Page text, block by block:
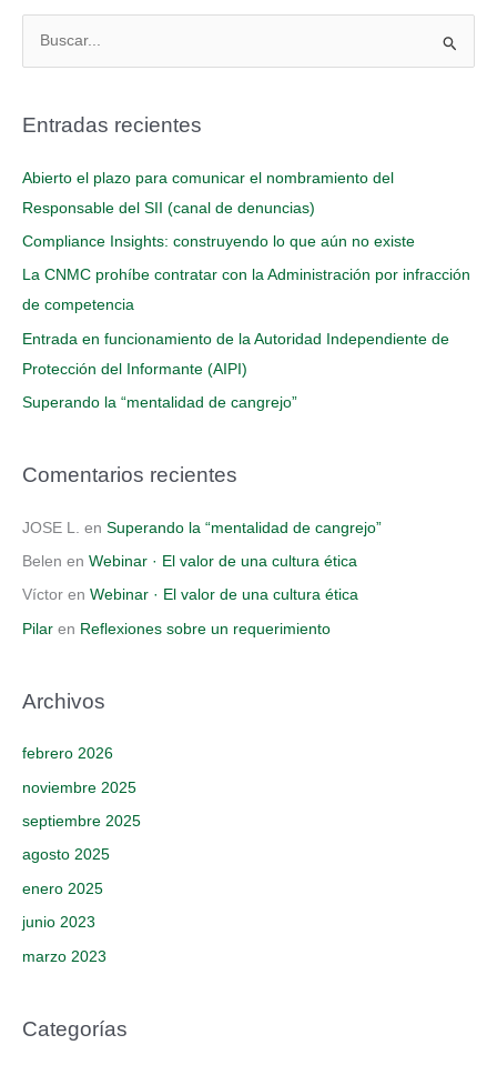
c
Entradas recientes
Abierto el plazo para comunicar el nombramiento del
Responsable del SII (canal de denuncias)
Compliance Insights: construyendo lo que aún no existe
La CNMC prohíbe contratar con la Administración por infracción
de competencia
Entrada en funcionamiento de la Autoridad Independiente de
Protección del Informante (AIPI)
Superando la “mentalidad de cangrejo”
Comentarios recientes
JOSE L. en Superando la “mentalidad de cangrejo”
Belen en Webinar · El valor de una cultura ética
Víctor en Webinar · El valor de una cultura ética
Pilar en Reflexiones sobre un requerimiento
Archivos
febrero 2026
noviembre 2025
septiembre 2025
agosto 2025
enero 2025
junio 2023
marzo 2023
Categorías